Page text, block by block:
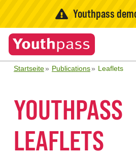
Youthpass
Startseite Publications Leaflets
YOUTHPASS
LEAFLETS